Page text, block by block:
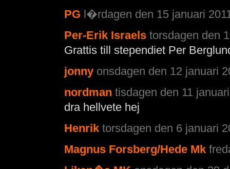
PG l�rdagen den 15 januari
Per-Erik Israels torsdagen den
Grattis till stependiet Per
jonny onsdagen den 12 januari
nordman tisdagen den 11
dra hellvete hej
Henrik torsdagen den 6 januari
Magnus Forsberg/Hede Mk